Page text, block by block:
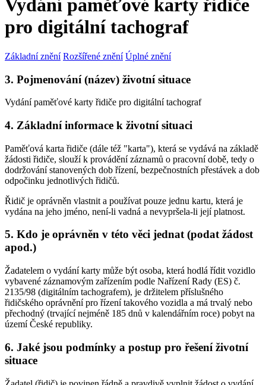
Vydání paměťové karty řidiče
pro digitální tachograf
Základní znění Rozšířené znění Úplné znění
3. Pojmenování (název) životní situace
Vydání paměťové karty řidiče pro digitální tachograf
4. Základní informace k životní situaci
Paměťová karta řidiče (dále též "karta"), která se vydává na základě
žádosti řidiče, slouží k provádění záznamů o pracovní době, tedy o
dodržování stanovených dob řízení, bezpečnostních přestávek a dob
odpočinku jednotlivých řidičů.
Řidič je oprávněn vlastnit a používat pouze jednu kartu, která je
vydána na jeho jméno, není-li vadná a nevypršela-li její platnost.
5. Kdo je oprávněn v této věci jednat (podat žádost
apod.)
Žadatelem o vydání karty může být osoba, která hodlá řídit vozidlo
vybavené záznamovým zařízením podle Nařízení Rady (ES) č.
2135/98 (digitálním tachografem), je držitelem příslušného
řidičského oprávnění pro řízení takového vozidla a má trvalý nebo
přechodný (trvající nejméně 185 dnů v kalendářním roce) pobyt na
území České republiky.
6. Jaké jsou podmínky a postup pro řešení životní
situace